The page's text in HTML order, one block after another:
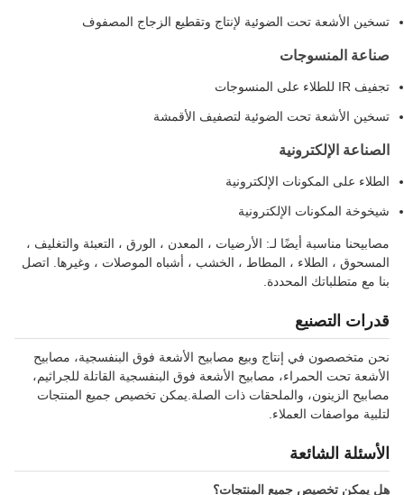
تسخين الأشعة تحت الضوئية لإنتاج وتقطيع الزجاج المصفوف
صناعة المنسوجات
تجفيف IR للطلاء على المنسوجات
تسخين الأشعة تحت الضوئية لتصفيف الأقمشة
الصناعة الإلكترونية
الطلاء على المكونات الإلكترونية
شيخوخة المكونات الإلكترونية
مصابيحنا مناسبة أيضًا لـ: الأرضيات ، المعدن ، الورق ، التعبئة والتغليف ،
المسحوق ، الطلاء ، المطاط ، الخشب ، أشباه الموصلات ، وغيرها. اتصل
بنا مع متطلباتك المحددة.
قدرات التصنيع
نحن متخصصون في إنتاج وبيع مصابيح الأشعة فوق البنفسجية، مصابيح
الأشعة تحت الحمراء، مصابيح الأشعة فوق البنفسجية القاتلة للجراثيم،
مصابيح الزينون، والملحقات ذات الصلة.يمكن تخصيص جميع المنتجات
لتلبية مواصفات العملاء.
الأسئلة الشائعة
هل يمكن تخصيص جميع المنتجات؟